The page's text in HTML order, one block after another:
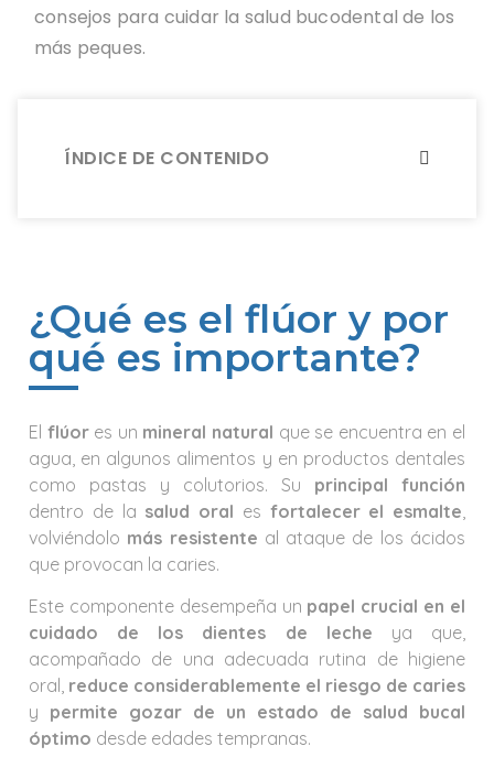
ÍNDICE DE CONTENIDO
consejos para cuidar la salud bucodental de los
más peques.
¿Qué es el flúor y por
qué es importante?
El flúores un mineral natural que se encuentra en el
agua, en algunos alimentos y en productos dentales
como pastas y colutorios. Su principal función
dentro de la salud oral es fortalecer el esmalte,
volviéndolo más resistente al ataque de los ácidos
que provocan la caries.
Este componente desempeña un papel crucial en el
cuidado de los dientes de leche ya que,
acompañado de una adecuada rutina de higiene
oral, reduce considerablemente el riesgo de caries
y permite gozar de un estado de salud bucal
óptimo desde edades tempranas.